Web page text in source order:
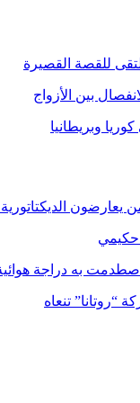
للقصة القصيرة
بين الأزواج
وبريطانيا
يعارضون
حكيمي
به دراجة
تنعاه